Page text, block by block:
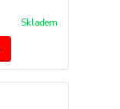
Skladem